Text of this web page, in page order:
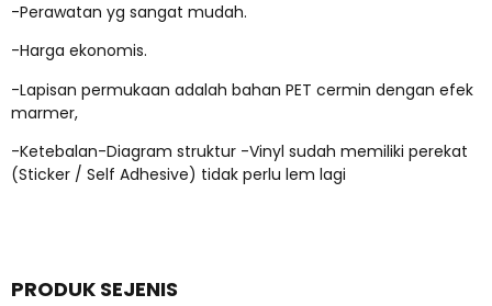
-Perawatan yg sangat mudah.
-Harga ekonomis.
-Lapisan permukaan adalah bahan PET cermin dengan efek
marmer,
-Ketebalan-Diagram struktur -Vinyl sudah memiliki perekat
(Sticker / Self Adhesive) tidak perlu lem lagi
PRODUK SEJENIS